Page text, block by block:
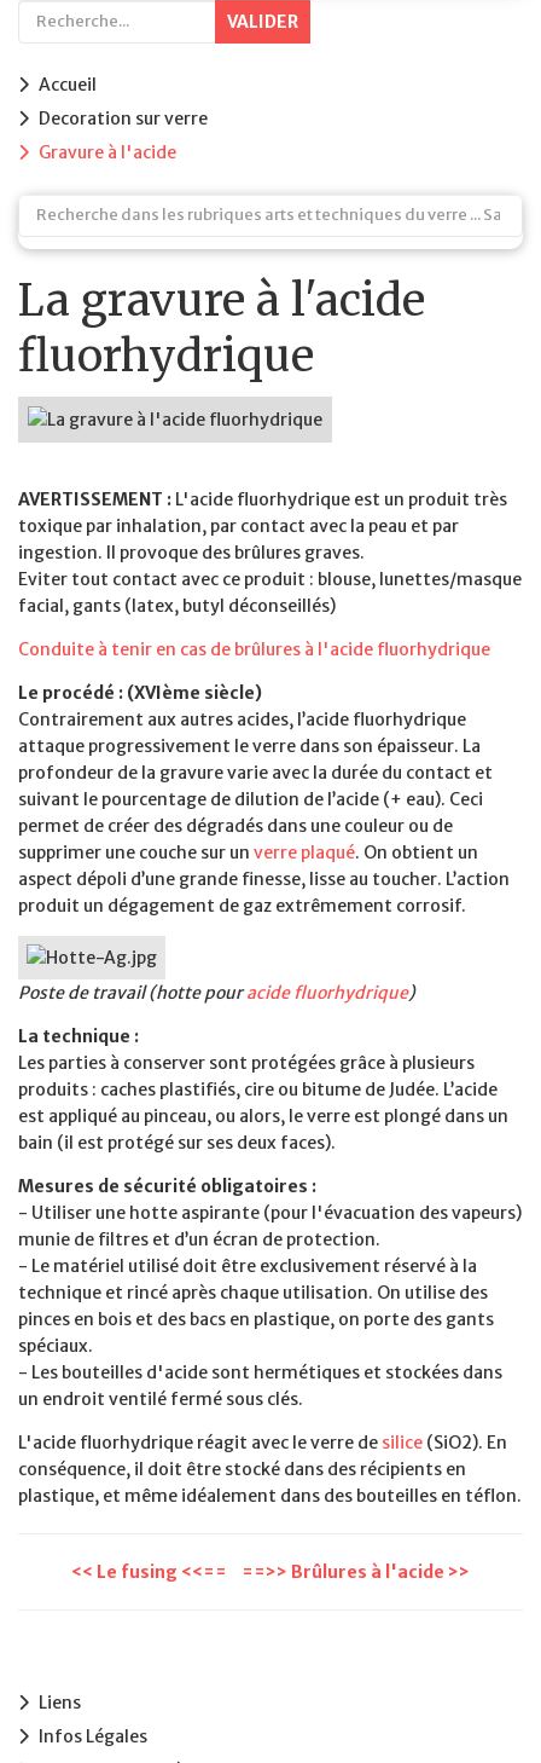
VALIDER
Accueil
Decoration sur verre
Gravure à l'acide
La gravure à l'acide
fluorhydrique
AVERTISSEMENT : L'acide fluorhydrique est un produit très
toxique par inhalation, par contact avec la peau et par
ingestion. Il provoque des brûlures graves.
Eviter tout contact avec ce produit : blouse, lunettes/masque
facial, gants (latex, butyl déconseillés)
Conduite à tenir en cas de brûlures à l'acide fluorhydrique
Le procédé : (XVIème siècle)
Contrairement aux autres acides, l’acide fluorhydrique
attaque progressivement le verre dans son épaisseur. La
profondeur de la gravure varie avec la durée du contact et
suivant le pourcentage de dilution de l’acide (+ eau). Ceci
permet de créer des dégradés dans une couleur ou de
supprimer une couche sur un verre plaqué. On obtient un
aspect dépoli d’une grande finesse, lisse au toucher. L’action
produit un dégagement de gaz extrêmement corrosif.
Poste de travail (hotte pouracide fluorhydrique)
La technique :
Les parties à conserver sont protégées grâce à plusieurs
produits : caches plastifiés, cire ou bitume de Judée. L’acide
est appliqué au pinceau, ou alors, le verre est plongé dans un
bain (il est protégé sur ses deux faces).
Mesures de sécurité obligatoires :
- Utiliser une hotte aspirante (pour l'évacuation des vapeurs)
munie de filtres et d’un écran de protection.
- Le matériel utilisé doit être exclusivement réservé à la
technique et rincé après chaque utilisation. On utilise des
pinces en bois et des bacs en plastique, on porte des gants
spéciaux.
- Les bouteilles d'acide sont hermétiques et stockées dans
un endroit ventilé fermé sous clés.
L'acide fluorhydrique réagit avec le verre de silice (SiO2). En
conséquence, il doit être stocké dans des récipients en
plastique, et même idéalement dans des bouteilles en téflon.
<< Le fusing <<== ==>> Brûlures à l'acide >>
Liens
Infos Légales